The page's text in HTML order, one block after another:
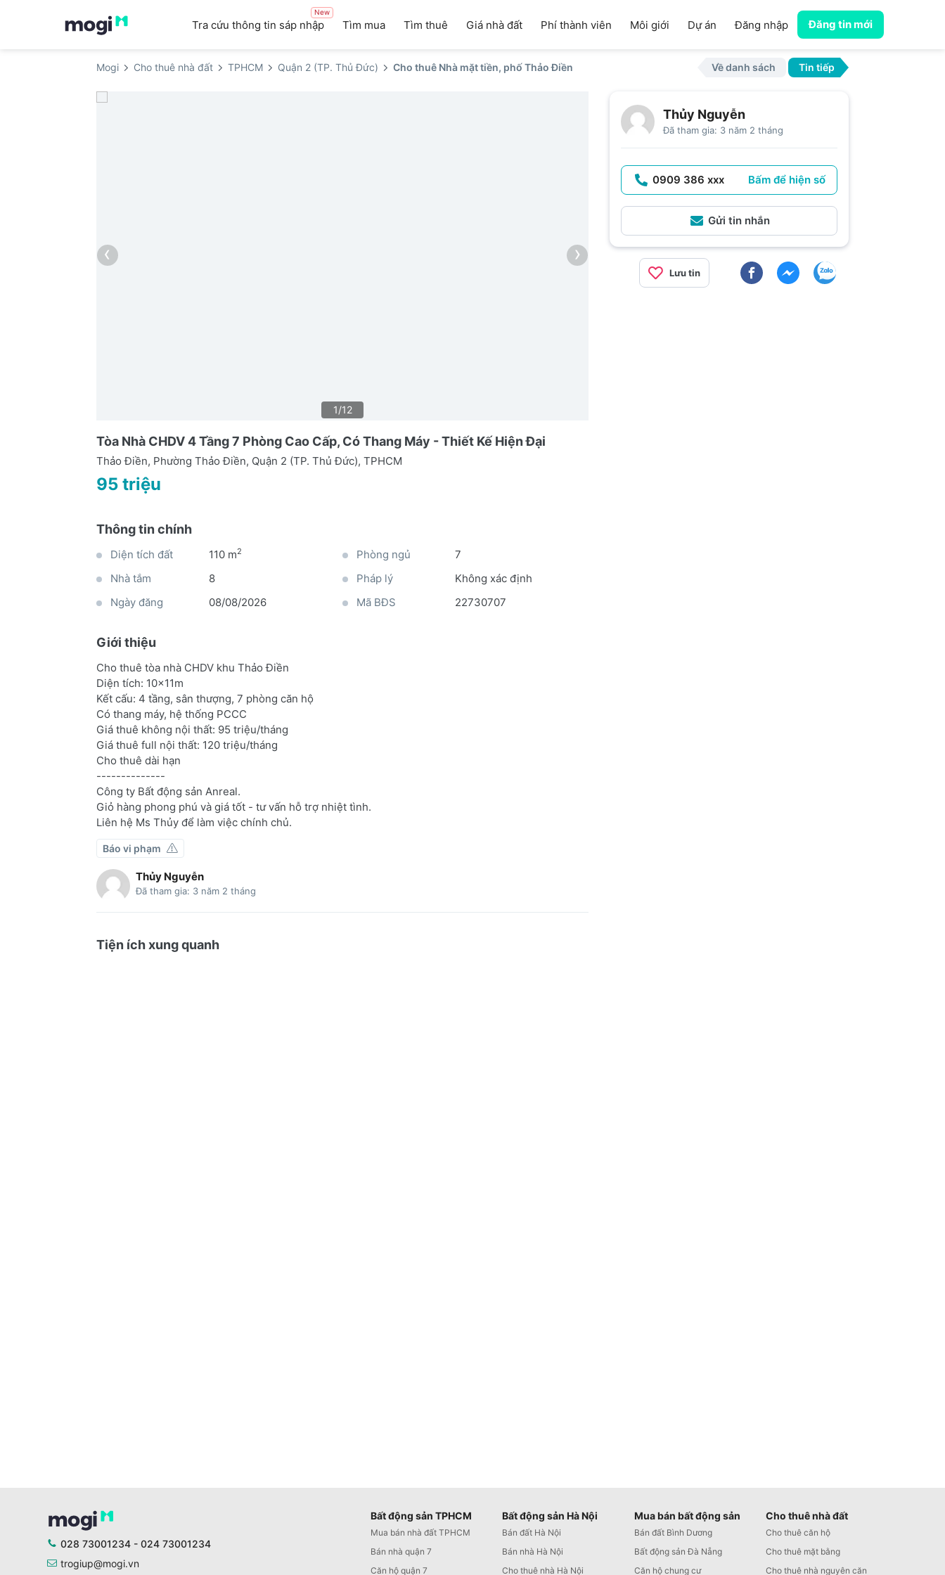
Tra cứu thông tin sáp nhập
New
Tìm mua Tìm thuê Giá nhà đất Phí thành viên Môi giới Dự án Đăng nhập Đăng tin mới
Mogi Cho thuê nhà đất TPHCM Quận 2 (TP. Thủ Đức) Cho thuê Nhà mặt tiền, phố Thảo Điền Về danh sách Tin tiếp
‹ ›
1/12
Tòa Nhà CHDV 4 Tầng 7 Phòng Cao Cấp, Có Thang Máy - Thiết Kế Hiện Đại
Thảo Điền, Phường Thảo Điền, Quận 2 (TP. Thủ Đức), TPHCM
95 triệu
Thông tin chính
Diện tích đất 110 m2 Phòng ngủ
7
Nhà tắm
8 Pháp lý
Không xác định
Ngày đăng
08/08/2026 Mã BĐS 22730707
Giới thiệu
Cho thuê tòa nhà CHDV khu Thảo Điền
Diện tích: 10x11m
Kết cấu: 4 tầng, sân thượng, 7 phòng căn hộ
Có thang máy, hệ thống PCCC
Giá thuê không nội thất: 95 triệu/tháng
Giá thuê full nội thất: 120 triệu/tháng
Cho thuê dài hạn
--------------
Công ty Bất động sản Anreal.
Giỏ hàng phong phú và giá tốt - tư vấn hỗ trợ nhiệt tình.
Liên hệ Ms Thủy để làm việc chính chủ.
Báo vi phạm
Thủy Nguyễn
Đã tham gia: 3 năm 2 tháng
Tiện ích xung quanh
Thủy Nguyễn
Đã tham gia: 3 năm 2 tháng
0909 386 xxx Bấm để hiện số
Gửi tin nhắn
Lưu tin
Bất động sản TPHCM
Mua bán nhà đất TPHCM
Bán nhà quận 7
Căn hộ quận 7
Bất động sản Hà Nội
Bán đất Hà Nội
Bán nhà Hà Nội
Cho thuê nhà Hà Nội
Mua bán bất động sản
Bán đất Bình Dương
Bất động sản Đà Nẵng
Căn hộ chung cư
Cho thuê nhà đất
Cho thuê căn hộ
Cho thuê mặt bằng
Cho thuê nhà nguyên căn
028 73001234 - 024 73001234
trogiup@mogi.vn